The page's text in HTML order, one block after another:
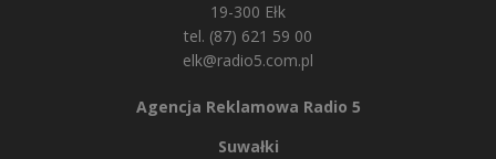
19-300 Ełk
tel. (87) 621 59 00
elk@radio5.com.pl
Agencja Reklamowa Radio 5
Suwałki